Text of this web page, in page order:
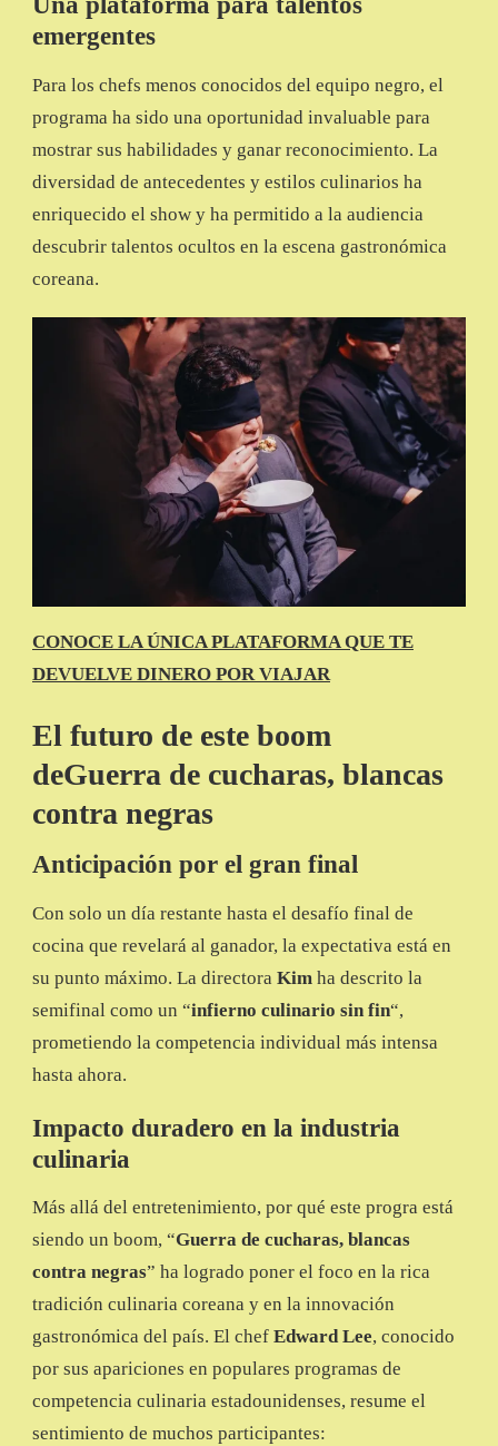
emergentes
Para los chefs menos conocidos del equipo negro, el
programa ha sido una oportunidad invaluable para
mostrar sus habilidades y ganar reconocimiento. La
diversidad de antecedentes y estilos culinarios ha
enriquecido el show y ha permitido a la audiencia
descubrir talentos ocultos en la escena gastronómica
coreana.
CONOCE LA ÚNICA PLATAFORMA QUE TE
DEVUELVE DINERO POR VIAJAR
El futuro de este boom
deGuerra de cucharas, blancas
contra negras
Anticipación por el gran final
Con solo un día restante hasta el desafío final de
cocina que revelará al ganador, la expectativa está en
su punto máximo. La directora Kim ha descrito la
semifinal como un “infierno culinario sin fin“,
prometiendo la competencia individual más intensa
hasta ahora.
Impacto duradero en la industria
culinaria
Más allá del entretenimiento, por qué este progra está
siendo un boom, “Guerra de cucharas, blancas
contra negras” ha logrado poner el foco en la rica
tradición culinaria coreana y en la innovación
gastronómica del país. El chef Edward Lee, conocido
por sus apariciones en populares programas de
competencia culinaria estadounidenses, resume el
sentimiento de muchos participantes: